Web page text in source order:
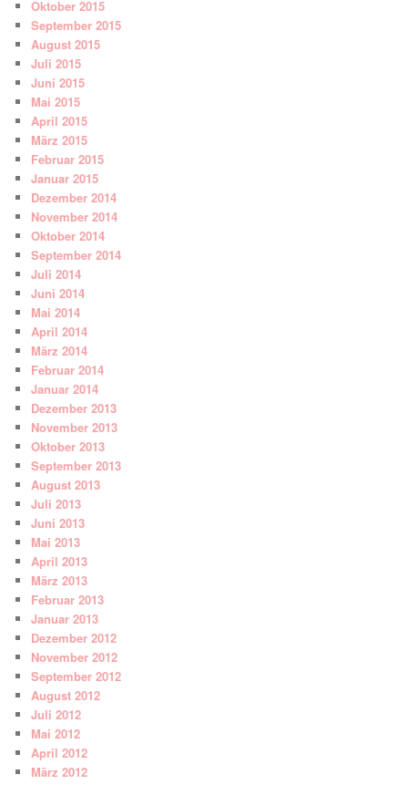
Oktober 2015
September 2015
August 2015
Juli 2015
Juni 2015
Mai 2015
April 2015
März 2015
Februar 2015
Januar 2015
Dezember 2014
November 2014
Oktober 2014
September 2014
Juli 2014
Juni 2014
Mai 2014
April 2014
März 2014
Februar 2014
Januar 2014
Dezember 2013
November 2013
Oktober 2013
September 2013
August 2013
Juli 2013
Juni 2013
Mai 2013
April 2013
März 2013
Februar 2013
Januar 2013
Dezember 2012
November 2012
September 2012
August 2012
Juli 2012
Mai 2012
April 2012
März 2012